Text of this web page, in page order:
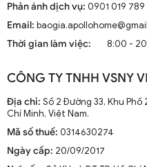
Đèn treo tường thủy
Phản ánh dịch vụ: 0901 019 789
Email:
Thời gian làm việc:
8:00 -
CÔNG TY TNHH VSNY
Địa chỉ: Số 2 Đường 33, Khu Phố
Chí Minh, Việt Nam.
Mã số thuế: 0314630274
Ngày cấp: 20/09/2017